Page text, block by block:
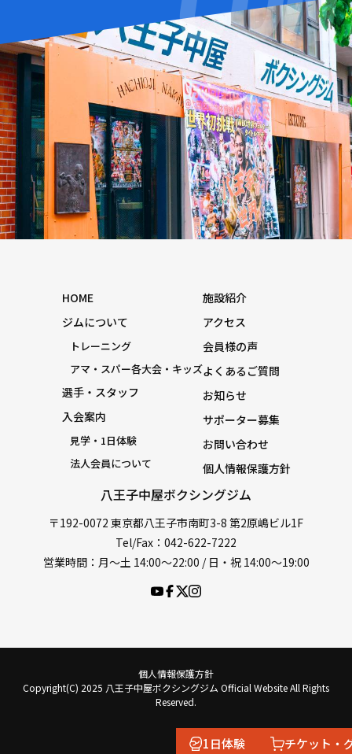
1日体験 チケット・
八王子中屋ボクシングジム
〒192-0072 東京都八王子市南町3-8 第2原嶋ビル1F
Tel/Fax：042-622-7222
営業時間：月〜土 14:00〜22:00 / 日・祝 14:00〜19:00
HOME
ジムについて
トレーニング
アマ・スパー各大会・キッズ
選手・スタッフ
入会案内
見学・1日体験
法人会員について
施設紹介
アクセス
会員様の声
よくあるご質問
お知らせ
サポーター募集
お問い合わせ
個人情報保護方針
個人情報保護方針
Copyright(C) 2025 八王子中屋ボクシングジム Official Website All Rights
Reserved.